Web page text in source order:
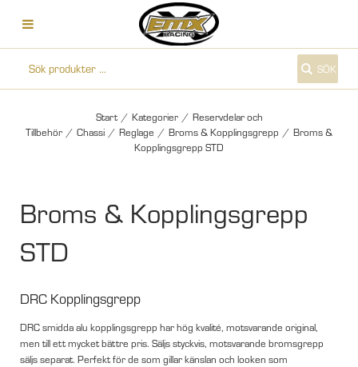
SÖK
Start / Kategorier / Reservdelar och
Tillbehör / Chassi / Reglage / Broms & Kopplingsgrepp / Broms &
Kopplingsgrepp STD
Broms & Kopplingsgrepp
STD
DRC Kopplingsgrepp
DRC smidda alu kopplingsgrepp har hög kvalité, motsvarande original,
men till ett mycket bättre pris. Säljs styckvis, motsvarande bromsgrepp
säljs separat. Perfekt för de som gillar känslan och looken som